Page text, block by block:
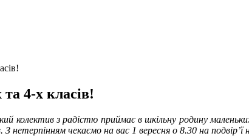
4-х класів!
колектив з радістю приймає в шкільну родину
З нетерпінням чекаємо на вас 1 вересня о 8.30 на подвір’ї